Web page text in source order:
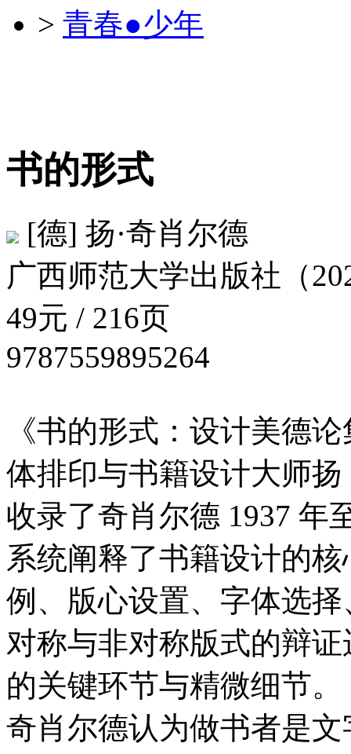
> 青春●少年
书的形式
[德] 扬·奇肖尔德
广西师范大学出版社（
49元 / 216页
9787559895264
《书的形式：设计美德
体排印与书籍设计大师
收录了奇肖尔德 1937 年
系统阐释了书籍设计的
例、版心设置、字体选
对称与非对称版式的辩
的关键环节与精微细节。
奇肖尔德认为做书者是